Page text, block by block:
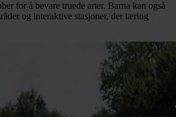
for å bevare truede arter. Barna kan også
og interaktive stasjoner, der læring